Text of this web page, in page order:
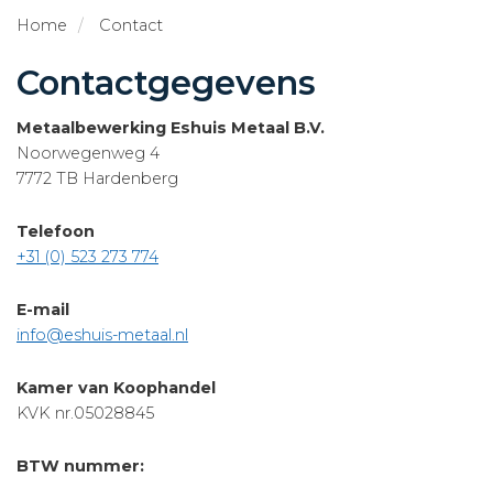
Home Contact
Contactgegevens
Metaalbewerking Eshuis Metaal B.V.
Noorwegenweg 4
7772 TB Hardenberg
Telefoon
+31 (0) 523 273 774
E-mail
info@eshuis-metaal.nl
Kamer van Koophandel
KVK nr.05028845
BTW nummer: